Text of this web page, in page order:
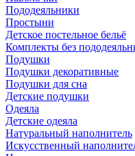
Пододеяльники
Простыни
Детское постельное бельё
Комплекты без
Подушки
Подушки декоративные
Подушки для сна
Детские подушки
Одеяла
Детские одеяла
Натуральный наполнитель
Искуcственный